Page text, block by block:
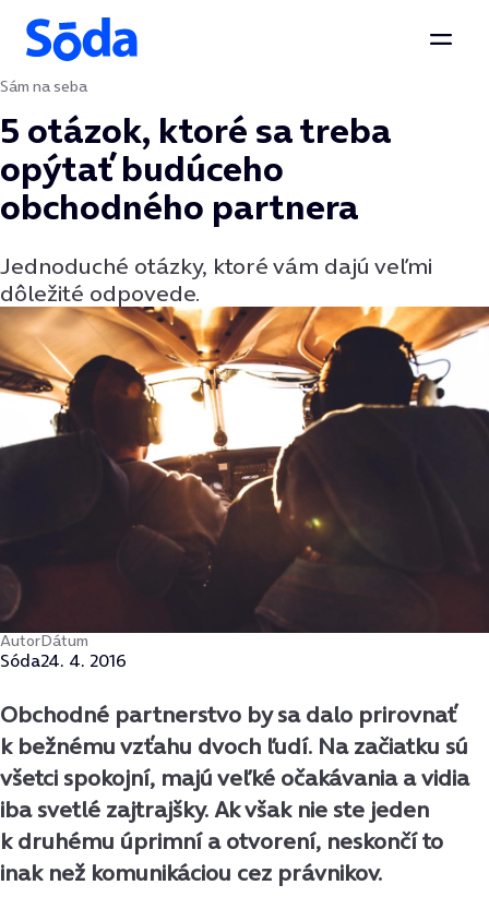
Preskočiť na obsah
Sám na seba
5 otázok, ktoré sa treba
opýtať budúceho
obchodného partnera
Jednoduché otázky, ktoré vám dajú veľmi
dôležité odpovede.
Autor
Sóda
Dátum
24. 4. 2016
Obchodné partnerstvo by sa dalo prirovnať
k bežnému vzťahu dvoch ľudí. Na začiatku sú
všetci spokojní, majú veľké očakávania a vidia
iba svetlé zajtrajšky. Ak však nie ste jeden
k druhému úprimní a otvorení, neskončí to
inak než komunikáciou cez právnikov.